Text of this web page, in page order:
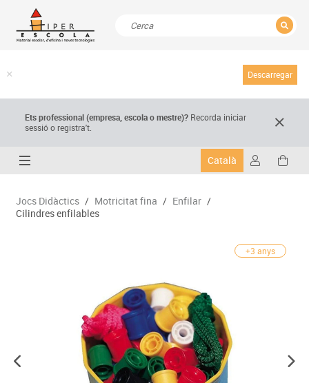
Descarregar
Ets professional (empresa,escola o mestre)? Recorda iniciar
sessió o registra't.
Català
Jocs Didàctics / Motricitat fina / Enfilar /
Cilindres enfilables
+3 anys